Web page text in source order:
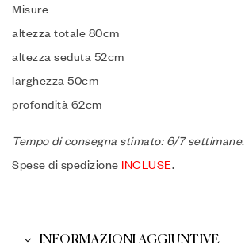
Misure
altezza totale 80cm
altezza seduta 52cm
larghezza 50cm
profondità 62cm
Tempo di consegna stimato: 6/7 settimane.
Spese di spedizione INCLUSE.
INFORMAZIONI AGGIUNTIVE